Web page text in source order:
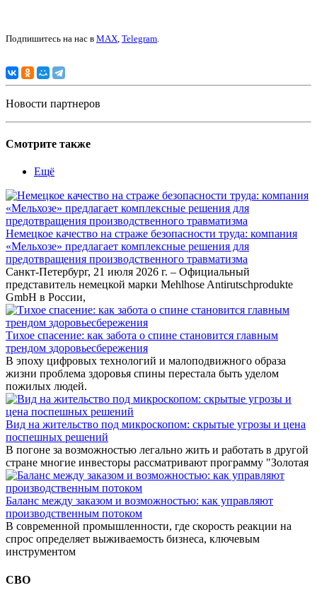
Подпишитесь на нас в MAX Telegram
Новости партнеров
Смотрите также
Ещё
Немецкое качество на страже безопасности труда: компания
«Мельхозе» предлагает комплексные решения для
предотвращения производственного травматизма
Санкт-Петербург, 21 июля 2026 г. – Официальный
представитель немецкой марки Mehlhose Antirutschprodukte
GmbH в России,
Тихое спасение: как забота о спине становится главным
трендом здоровьесбережения
В эпоху цифровых технологий и малоподвижного образа
жизни проблема здоровья спины перестала быть уделом
пожилых людей.
Вид на жительство под микроскопом: скрытые угрозы и цена
поспешных решений
В погоне за возможностью легально жить и работать в другой
стране многие инвесторы рассматривают программу "Золотая
Баланс между заказом и возможностью: как управляют
производственным потоком
В современной промышленности, где скорость реакции на
спрос определяет выживаемость бизнеса, ключевым
инструментом
СВО